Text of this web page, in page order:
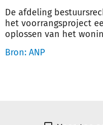
De afdeling
het voorrangsproject
oplossen van het
Bron: ANP